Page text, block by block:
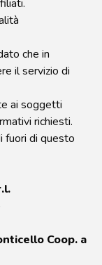
che in
il servizio di
ai soggetti
richiesti.
fuori di questo
Coop. a